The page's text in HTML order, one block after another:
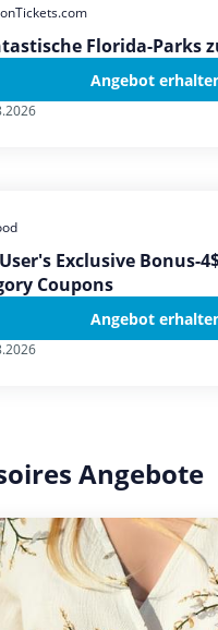
Florida-Parks
Angebot
Exclusive Bonus-
Coupons
Angebot
Angebote